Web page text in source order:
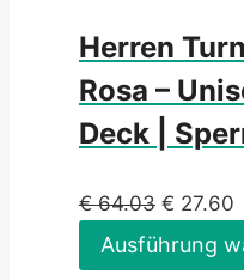
Herren
Rosa –
Deck |
€64.03 € 27.60
Ausführung